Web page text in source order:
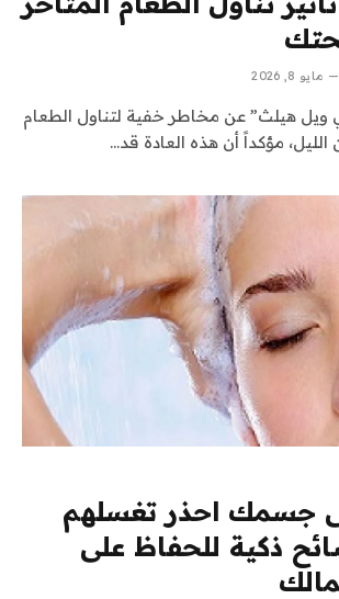
مايو 8, 2026
هيلث” عن مخاطر خفية لتناول الطعام
مؤكداً أن هذه العادة قد…
فى جسمك احذر تغسلهم
ذكية للحفاظ على